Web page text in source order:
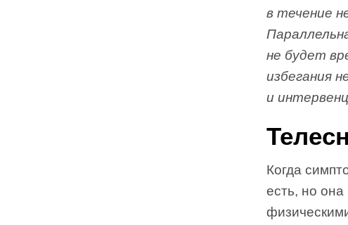
в течение
не будет
избегания
и
Когда
есть, но она